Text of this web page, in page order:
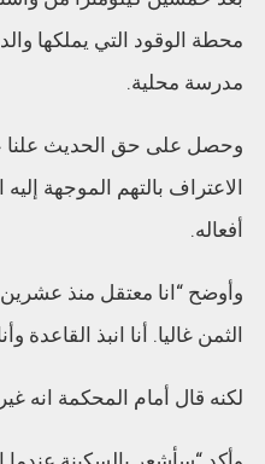
محطة الوقود التي يملكها
مدرسة محلية.
وحصل على حق الحديث علنا
أفعاله.
وأوضح “انا معتقل منذ عشرين
الثمن غاليا. أنا انبذ القاعدة
لكنه قال أمام المحكمة انه